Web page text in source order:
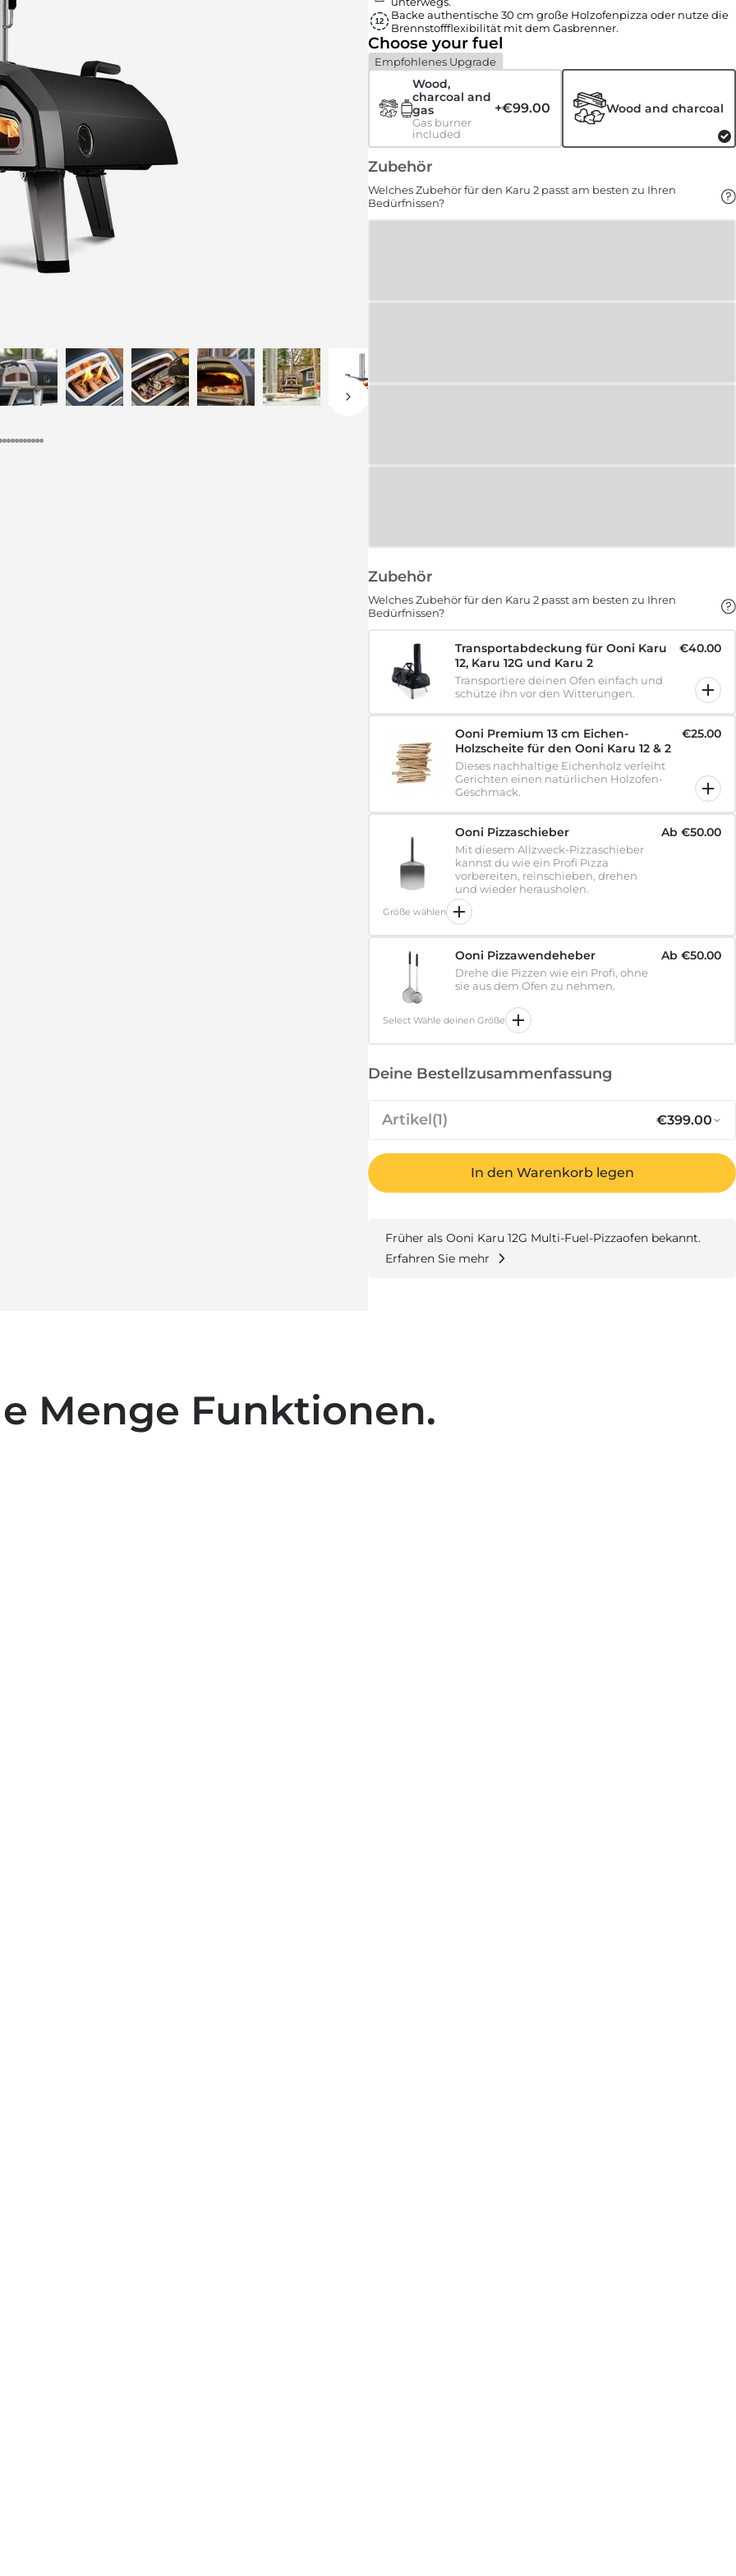
Backe authentische 30 cm große Holzofenpizza oder nutze die
Brennstoffflexibilität mit dem Gasbrenner.
Choose your fuel
Empfohlenes Upgrade
Wood,
charcoal and
gas
Gas burner
included
+€99.00 Wood and charcoal
Zubehör
Welches Zubehör für den Karu 2 passt am besten zu Ihren
Bedürfnissen?
Zubehör
Welches Zubehör für den Karu 2 passt am besten zu Ihren
Bedürfnissen?
Transportabdeckung für Ooni Karu
12, Karu 12G und Karu 2
Transportiere deinen Ofen einfach und
schütze ihn vor den Witterungen.
€40.00
Ooni Premium 13 cm Eichen-
Holzscheite für den Ooni Karu 12 & 2
Dieses nachhaltige Eichenholz verleiht
Gerichten einen natürlichen Holzofen-
Geschmack.
€25.00
Ooni Pizzaschieber
Mit diesem Allzweck-Pizzaschieber
kannst du wie ein Profi Pizza
vorbereiten, reinschieben, drehen
und wieder herausholen.
Ab €50.00
Größe wählen
Ooni Pizzawendeheber
Drehe die Pizzen wie ein Profi, ohne
sie aus dem Ofen zu nehmen.
Ab €50.00
Select Wähle deinen Größe
Deine Bestellzusammenfassung
Artikel(1) €399.00
Karu 2 2. Generation Normaler
AUF LAGER
Zwischensumme
In den Warenkorb legen
Früher als Ooni Karu 12G Multi-Fuel-Pizzaofen bekannt.
Erfahren Sie mehr
Menge Funktionen.